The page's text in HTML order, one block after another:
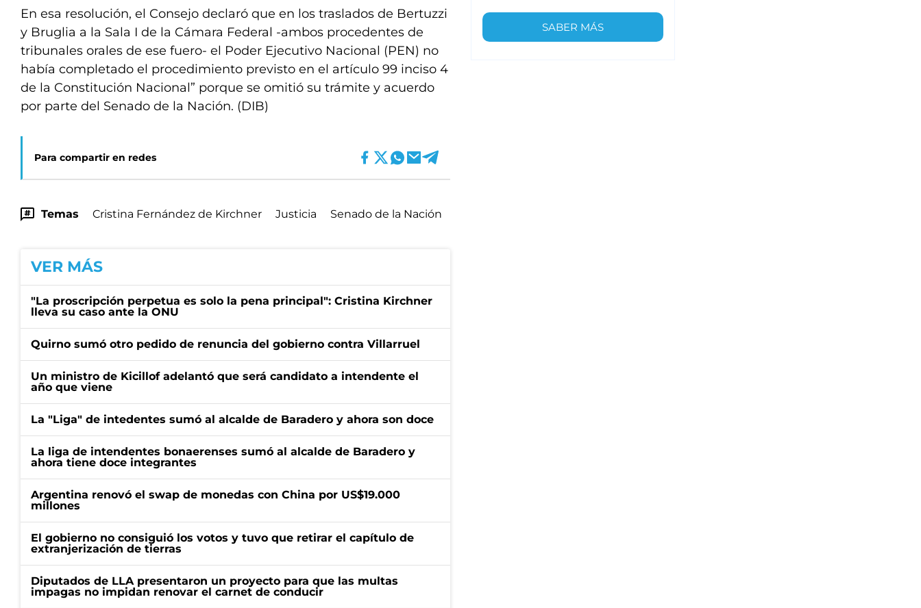
En esa resolución, el Consejo declaró que en los traslados de Bertuzzi
y Bruglia a la Sala I de la Cámara Federal -ambos procedentes de
tribunales orales de ese fuero- el Poder Ejecutivo Nacional (PEN) no
había completado el procedimiento previsto en el artículo 99 inciso 4
de la Constitución Nacional” porque se omitió su trámite y acuerdo
por parte del Senado de la Nación. (DIB)
Para compartir en redes
Temas Cristina Fernández de Kirchner Justicia Senado de la Nación
VER MÁS
"La proscripción perpetua es solo la pena principal": Cristina Kirchner
lleva su caso ante la ONU
Quirno sumó otro pedido de renuncia del gobierno contra Villarruel
Un ministro de Kicillof adelantó que será candidato a intendente el
año que viene
La "Liga" de intedentes sumó al alcalde de Baradero y ahora son doce
La liga de intendentes bonaerenses sumó al alcalde de Baradero y
ahora tiene doce integrantes
Argentina renovó el swap de monedas con China por US$19.000
millones
El gobierno no consiguió los votos y tuvo que retirar el capítulo de
extranjerización de tierras
Diputados de LLA presentaron un proyecto para que las multas
impagas no impidan renovar el carnet de conducir
SABER MÁS